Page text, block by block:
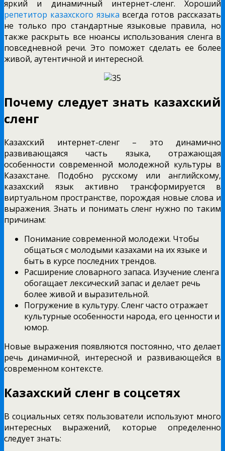
яркий и динамичный интернет-сленг. Хороший
репетитор казахского языка всегда готов рассказать
не только про стандартные языковые правила, но
также раскрыть все нюансы использования сленга в
повседневной речи. Это поможет сделать ее более
живой, аутентичной и интересной.
Почему следует знать казахский
сленг
Казахский интернет-сленг – это динамично
развивающаяся часть языка, отражающая
особенности современной молодежной культуры в
Казахстане. Подобно русскому или английскому,
казахский язык активно трансформируется в
виртуальном пространстве, порождая новые слова и
выражения. Знать и понимать сленг нужно по таким
причинам:
Понимание современной молодежи. Чтобы
общаться с молодыми казахами на их языке и
быть в курсе последних трендов.
Расширение словарного запаса. Изучение сленга
обогащает лексический запас и делает речь
более живой и выразительной.
Погружение в культуру. Сленг часто отражает
культурные особенности народа, его ценности и
юмор.
Новые выражения появляются постоянно, что делает
речь динамичной, интересной и развивающейся в
современном контексте.
Казахский сленг в соцсетях
В социальных сетях пользователи используют много
интересных выражений, которые определенно
следует знать: